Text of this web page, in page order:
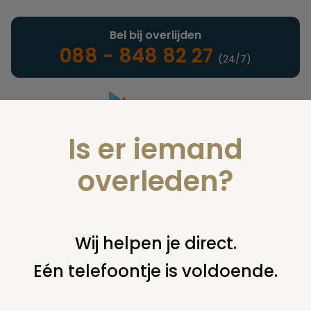
Landelijke uitvaartonderneming
Bel bij overlijden
088 - 848 82 27 (24/7)
U bent hier: home nieuws & agenda nieuws meer mogelijk
Is er iemand
overleden?
Wij helpen je direct.
Eén telefoontje is voldoende.